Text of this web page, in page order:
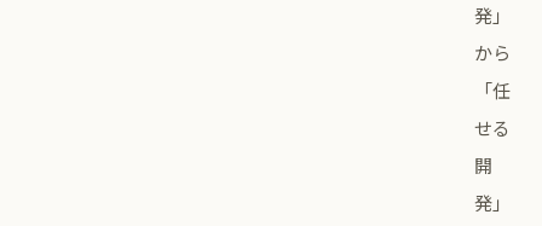
発」
から
「任
せる
開
発」